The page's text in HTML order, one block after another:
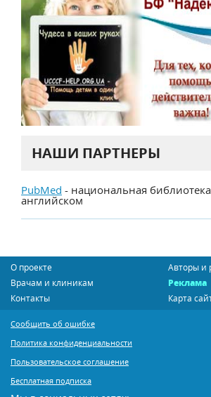
НАШИ ПАРТНЕРЫ
PubMed - национальная
английском
О проекте
Авторы и
Врачам и клиникам
Реклама
Контакты
Карта
Сообщить об ошибке
Политика конфиденциальности
Пользовательское соглашение
Бесплатная подписка